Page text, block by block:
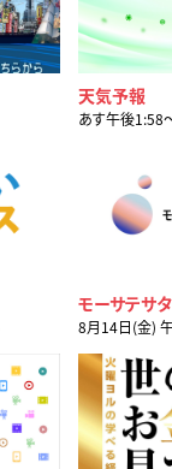
天気予報
あす午後1:58
モーサテサ
8月14日(金)